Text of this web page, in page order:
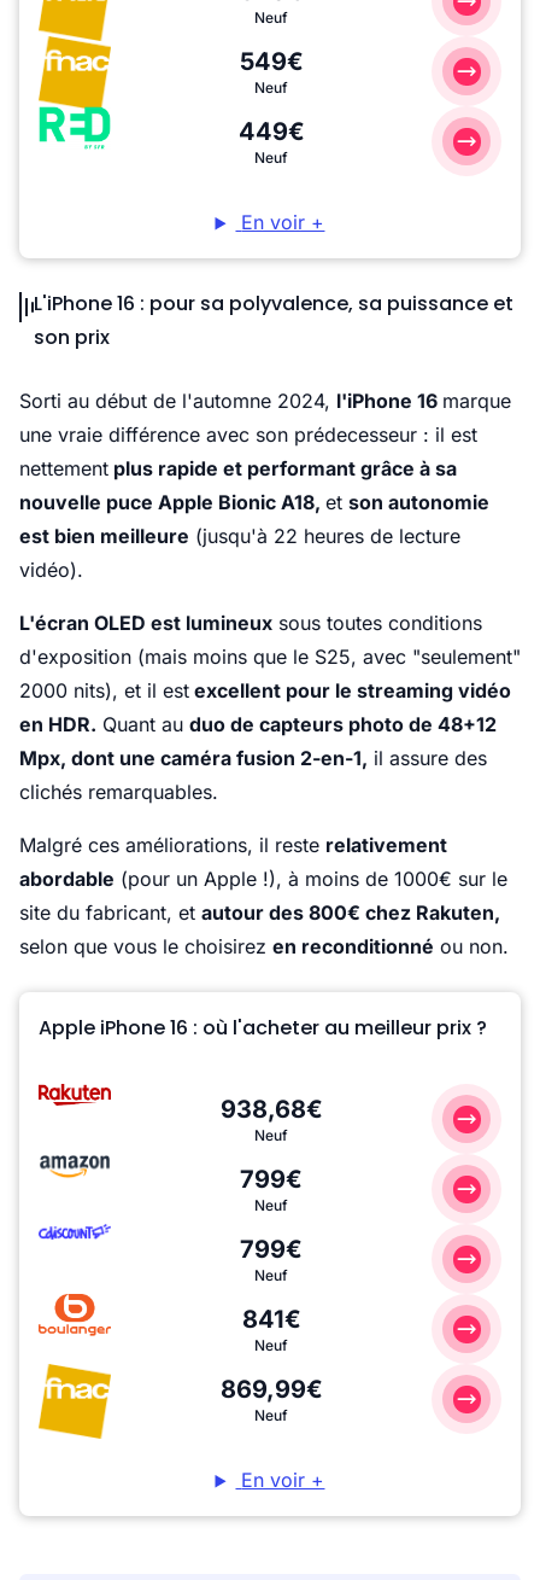
Neuf
549€
Neuf
449€
Neuf
En voir +
L'iPhone 16 : pour sa polyvalence, sa puissance et
son prix
Sorti au début de l'automne 2024, l'iPhone 16 marque
une vraie différence avec son prédecesseur : il est
nettement plus rapide et performant grâce à sa
nouvelle puce Apple Bionic A18, et son autonomie
est bien meilleure (jusqu'à 22 heures de lecture
vidéo).
L'écran OLED est lumineux sous toutes conditions
d'exposition (mais moins que le S25, avec "seulement"
2000 nits), et il est excellent pour le streaming vidéo
en HDR. Quant au duo de capteurs photo de 48+12
Mpx, dont une caméra fusion 2-en-1, il assure des
clichés remarquables.
Malgré ces améliorations, il reste relativement
abordable (pour un Apple !), à moins de 1000€ sur le
site du fabricant, et autour des 800€ chez Rakuten,
selon que vous le choisirez en reconditionné ou non.
Apple iPhone 16 : où l'acheter au meilleur prix ?
938,68€
Neuf
799€
Neuf
799€
Neuf
841€
Neuf
869,99€
Neuf
En voir +